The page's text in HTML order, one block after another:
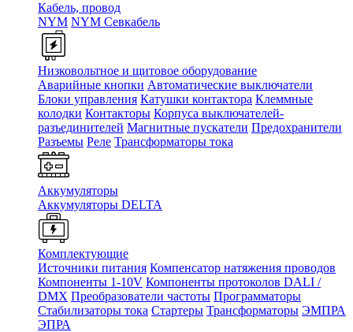
Кабель, провод
NYM NYM Севкабель
Низковольтное и щитовое оборудование
Аварийные кнопки Автоматические выключатели
Блоки управления Катушки контактора Клеммные
колодки Контакторы Корпуса выключателей-
разъединителей Магнитные пускатели Предохранители
Разъемы Реле Трансформаторы тока
Аккумуляторы
Аккумуляторы DELTA
Комплектующие
Источники питания Компенсатор натяжения проводов
Компоненты 1-10V Компоненты протоколов DALI /
DMX Преобразователи частоты Программаторы
Стабилизаторы тока Стартеры Трансформаторы ЭМПРА
ЭПРА